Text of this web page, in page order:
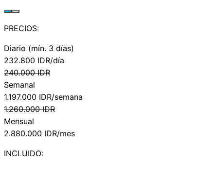
PRECIOS:
Diario (mín. 3 días)
232.800 IDR/día
240.000 IDR
Semanal
1.197.000 IDR/semana
1.260.000 IDR
Mensual
2.880.000 IDR/mes
INCLUIDO: